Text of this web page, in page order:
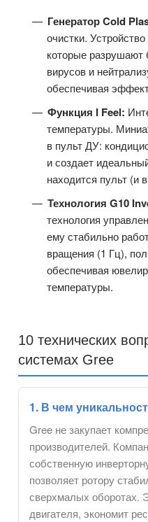
Генератор Cold
очистки.
которые разрушают
вирусов и
обеспечивая
Функция I Feel:
температуры.
в пульт ДУ:
и создает
находится пульт (и
Технология G10
технология
ему стабильно
вращения (1 Гц),
обеспечивая
температуры.
10 технических
системах Gree
1. В чем
Gree не закупает
производителей.
собственную
позволяет ротору
сверхмалых оборотах.
двигателя, экономит